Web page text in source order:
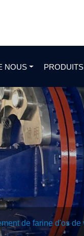
NOUS PRODUITS
de farine d'os de